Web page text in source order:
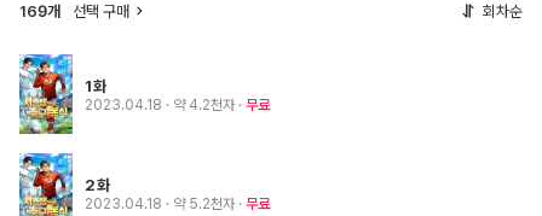
169개 선택 구매 회차순
1화
2023.04.18 · 약 4.2천자 무료
2화
2023.04.18 · 약 5.2천자 무료